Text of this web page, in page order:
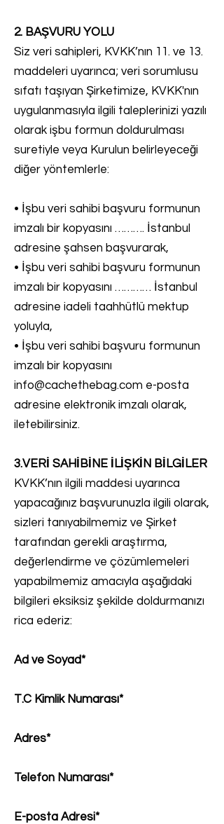
2. BAŞVURU YOLU
Siz veri sahipleri, KVKK’nın 11. ve 13.
maddeleri uyarınca; veri sorumlusu
sıfatı taşıyan Şirketimize, KVKK'nın
uygulanmasıyla ilgili taleplerinizi yazılı
olarak işbu formun doldurulması
suretiyle veya Kurulun belirleyeceği
diğer yöntemlerle:
• İşbu veri sahibi başvuru formunun
imzalı bir kopyasını ………. İstanbul
adresine şahsen başvurarak,
• İşbu veri sahibi başvuru formunun
imzalı bir kopyasını ………… İstanbul
adresine iadeli taahhütlü mektup
yoluyla,
• İşbu veri sahibi başvuru formunun
imzalı bir kopyasını
info@cachethebag.com e-posta
adresine elektronik imzalı olarak,
iletebilirsiniz.
3.VERİ SAHİBİNE İLİŞKİN BİLGİLER
KVKK’nın ilgili maddesi uyarınca
yapacağınız başvurunuzla ilgili olarak,
sizleri tanıyabilmemiz ve Şirket
tarafından gerekli araştırma,
değerlendirme ve çözümlemeleri
yapabilmemiz amacıyla aşağıdaki
bilgileri eksiksiz şekilde doldurmanızı
rica ederiz:
Ad ve Soyad*
T.C Kimlik Numarası*
Adres*
Telefon Numarası*
E-posta Adresi*